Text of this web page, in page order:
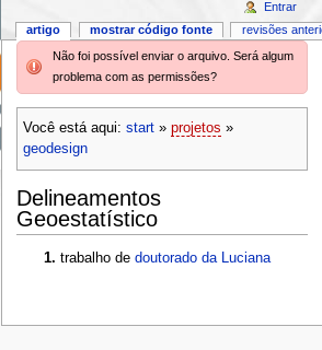
Não foi possível enviar o arquivo. Será algum
problema com as permissões?
Você está aqui: start» projetos »
geodesign
Delineamentos
Geoestatístico
trabalho dedoutorado da Luciana
artigo mostrar código fonte revisões
Entrar